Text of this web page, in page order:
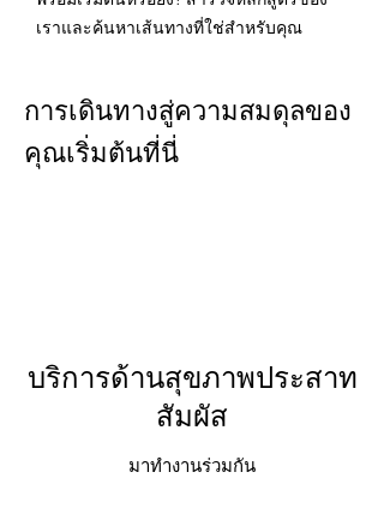
เราและค้นหาเส้นทางที่ใช่สำหรับคุณ
การเดินทางสู่ความสมดุลของ
คุณเริ่มต้นที่นี่
บริการด้านสุขภาพประสาท
สัมผัส
มาทำงานร่วมกัน